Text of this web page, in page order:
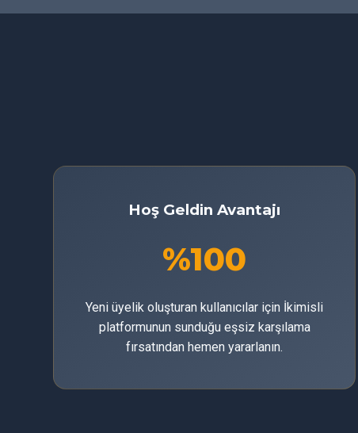
Hoş Geldin Avantajı
%100
Yeni üyelik oluşturan kullanıcılar için İkimisli
platformunun sunduğu eşsiz karşılama
fırsatından hemen yararlanın.